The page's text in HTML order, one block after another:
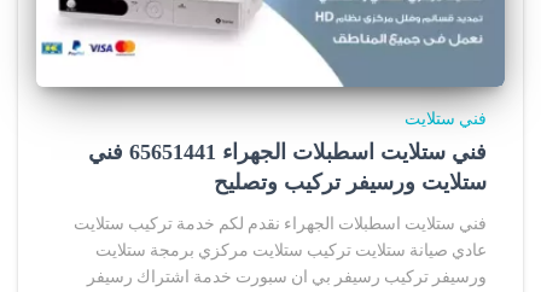
فني ستلايت
فني ستلايت اسطبلات الجهراء 65651441 فني
ستلايت ورسيفر تركيب وتصليح
فني ستلايت اسطبلات الجهراء نقدم لكم خدمة تركيب ستلايت
عادي صيانة ستلايت تركيب ستلايت مركزي برمجة ستلايت
ورسيفر تركيب رسيفر بي ان سبورت خدمة اشتراك رسيفر